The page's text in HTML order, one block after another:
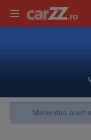
Momentan, acest